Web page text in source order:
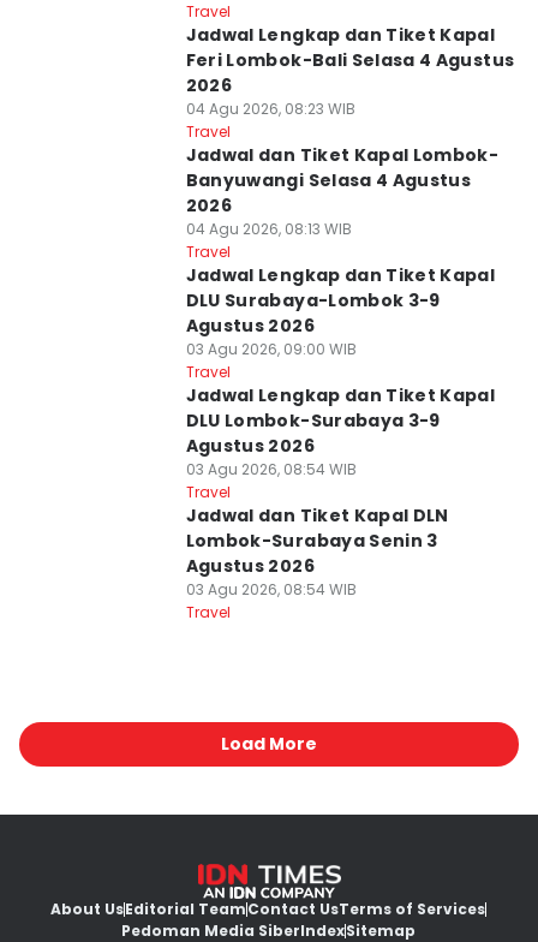
Travel
Jadwal Lengkap dan Tiket Kapal
Feri Lombok-Bali Selasa 4 Agustus
2026
04 Agu 2026, 08:23 WIB
Travel
Jadwal dan Tiket Kapal Lombok-
Banyuwangi Selasa 4 Agustus
2026
04 Agu 2026, 08:13 WIB
Travel
Jadwal Lengkap dan Tiket Kapal
DLU Surabaya-Lombok 3-9
Agustus 2026
03 Agu 2026, 09:00 WIB
Travel
Jadwal Lengkap dan Tiket Kapal
DLU Lombok-Surabaya 3-9
Agustus 2026
03 Agu 2026, 08:54 WIB
Travel
Jadwal dan Tiket Kapal DLN
Lombok-Surabaya Senin 3
Agustus 2026
03 Agu 2026, 08:54 WIB
Travel
Load More
About UsEditorial TeamContact UsTerms of Services
Pedoman Media SiberIndexSitemap